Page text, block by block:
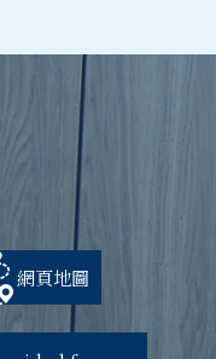
網頁地圖